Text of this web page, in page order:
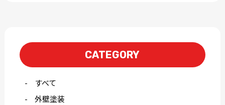
CATEGORY
すべて
外壁塗装